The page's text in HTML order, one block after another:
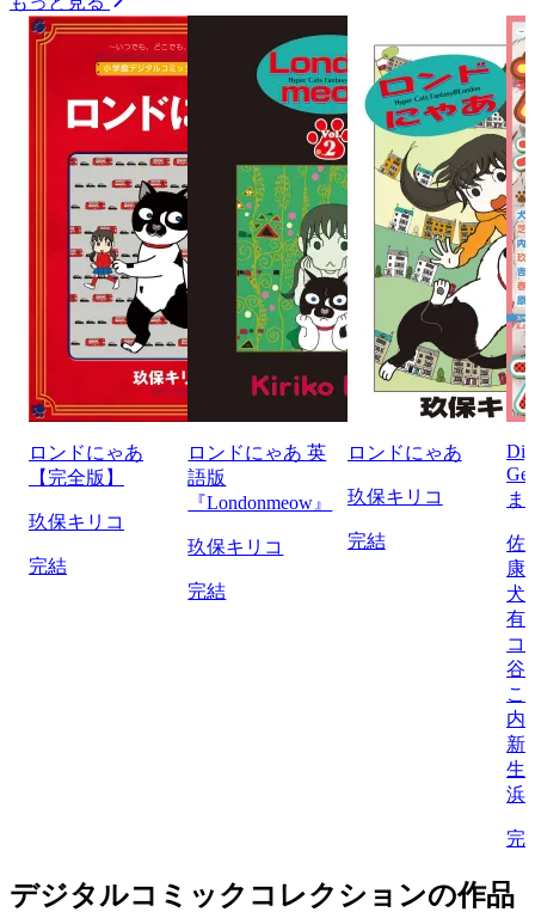
ロンドにゃあ
【完全版】
玖保キリコ
完結
ロンドにゃあ 英
語版
『Londonmeow』
玖保キリコ
完結
ロンドにゃあ
玖保キリコ
完結
ま
佐
康
犬
有
コ
谷
こ
内
新
生/
浜
完
デジタルコミックコレクションの作品